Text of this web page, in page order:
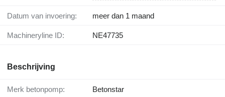
Datum van invoering: meer dan 1 maand
Machineryline ID: NE47735
Beschrijving
Merk betonpomp: Betonstar